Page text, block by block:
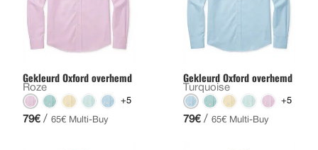
Gekleurd Oxford overhemd
Roze
+5
79€ / 65€ Multi-Buy
Gekleurd Oxford overhemd
Turquoise
+5
79€ / 65€ Multi-Buy